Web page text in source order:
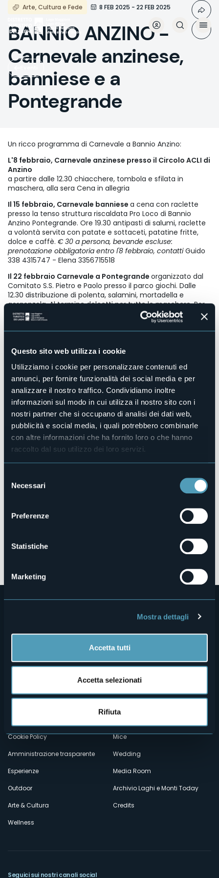
Questo sito web utilizza i cookie
Utilizziamo i cookie per personalizzare contenuti ed
annunci, per fornire funzionalità dei social media e per
analizzare il nostro traffico. Condividiamo inoltre
informazioni sul modo in cui utilizza il nostro sito con i
nostri partner che si occupano di analisi dei dati web,
pubblicità e social media, i quali potrebbero combinarle
con altre informazioni che ha fornito loro o che hanno
raccolto dal suo utilizzo dei loro servizi.
delNecessari
Preferenze
Statistiche
Marketing
Mostra dettagli
Accetta tutti
Accetta selezionati
Rifiuta
Salta
principale
Arte, Cultura e Fede 8 FEB 2025 - 22 FEB 2025
BANNIO ANZINO -
Carnevale anzinese,
banniese e a
Pontegrande
Un ricco programma di Carnevale a Bannio Anzino:
L'8 febbraio, Carnevale anzinese presso il Circolo ACLI di
Anzino
a partire dalle 12.30 chiacchere, tombola e sfilata in
maschera, alla sera Cena in allegria
Il 15 febbraio, Carnevale banniese a cena con raclette
presso la tenso struttura riscaldata Pro Loco di Bannio
Anzino Pontegrande. Ore 19.30 antipasti di salumi, raclette
a volontà servita con patate e sottaceti, patatine fritte,
dolce e caffè. € 30 a persona, bevande escluse:
prenotazione obbligatoria entro l'8 febbraio, contattiGuido
338 4315747 - Elena 3356715518
Il 22 febbraio Carnevale a Pontegrande organizzato dal
Comitato S.S. Pietro e Paolo presso il parco giochi. Dalle
12.30 distribuzione di polenta, salamini, mortadella e
gorgonzola. Al termine dolcetti per tutte le maschere. Per
info: Massimo 342 5698821
Vedi locandine/programma
Telefono
IAT Macugnaga +39 0324 65119
E-mail
iat@comune.macugnaga.vb.it
Sito web
https://macugnaga-monterosa.com/
28871 - Bannio Anzino (VB)
Menù
secondario
Chi siamo
Contatti
Cookie Policy
Amministrazione trasparente
Esperienze
Outdoor
Arte & Cultura
Wellness
Enogastronomia
Webcam
Mice
Wedding
Media Room
Archivio Laghi e Monti Today
Credits
Seguici sui nostri canali social